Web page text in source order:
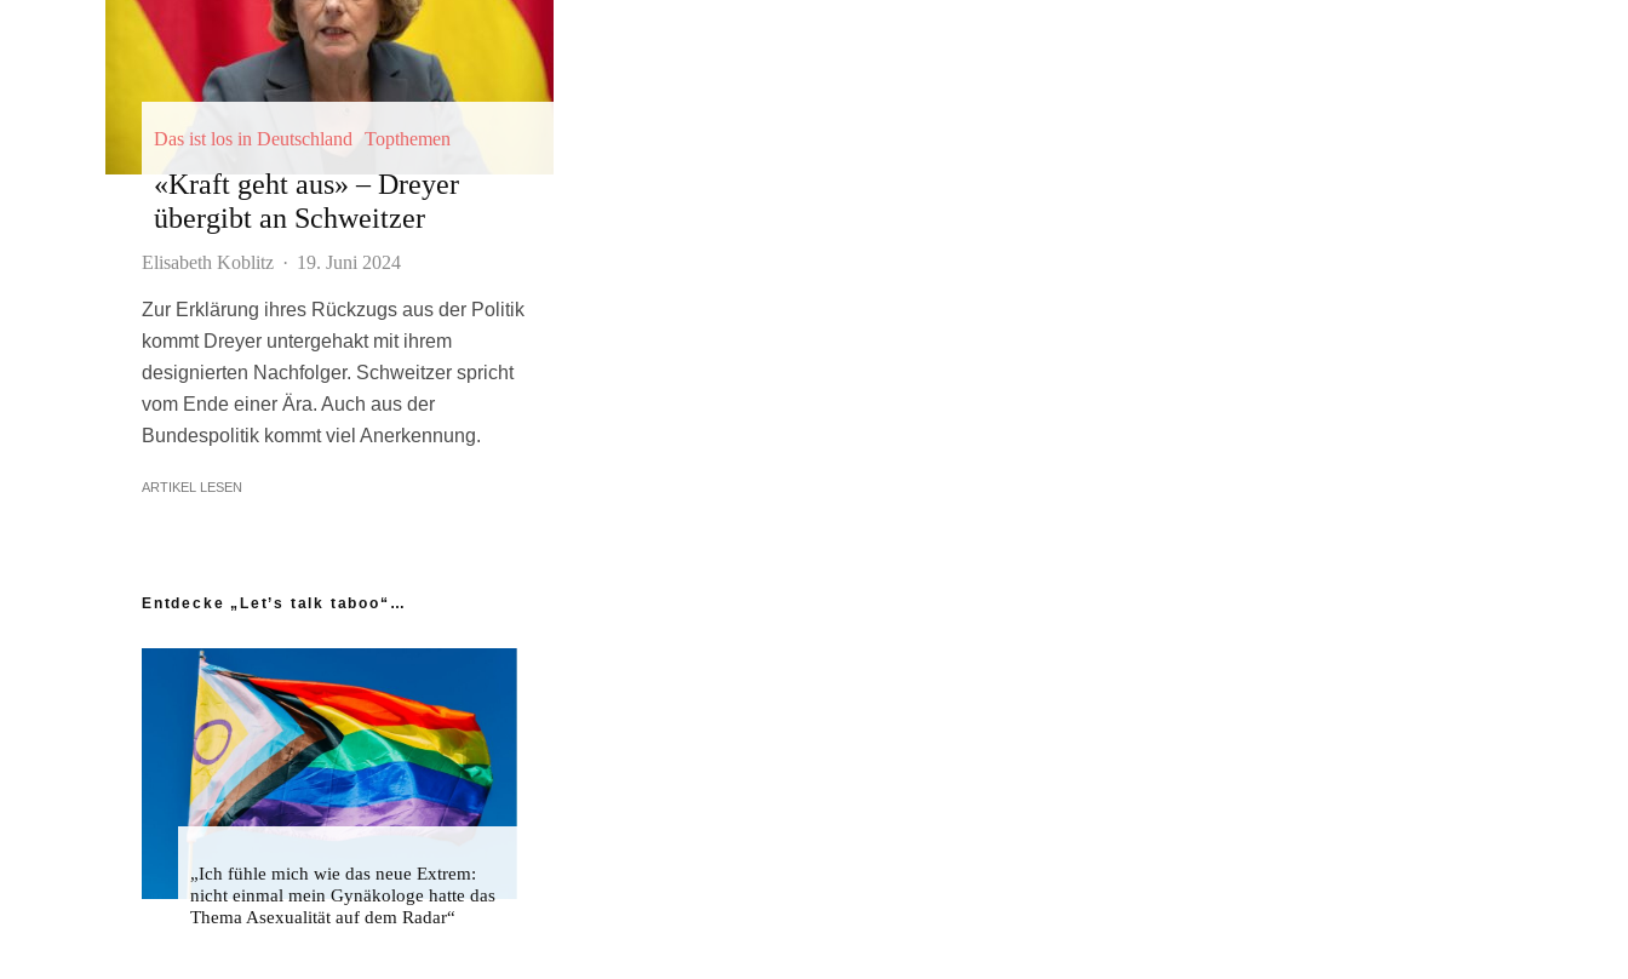
Das ist los in Deutschland Topthemen
«Kraft geht aus» – Dreyer
übergibt an Schweitzer
Elisabeth Koblitz · 19. Juni 2024
Zur Erklärung ihres Rückzugs aus der Politik
kommt Dreyer untergehakt mit ihrem
designierten Nachfolger. Schweitzer spricht
vom Ende einer Ära. Auch aus der
Bundespolitik kommt viel Anerkennung.
ARTIKEL LESEN
Entdecke „Let’s talk taboo“…
„Ich fühle mich wie das neue Extrem:
nicht einmal mein Gynäkologe hatte das
Thema Asexualität auf dem Radar“